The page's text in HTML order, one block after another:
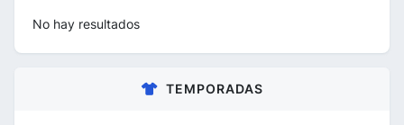
No hay resultados
TEMPORADAS